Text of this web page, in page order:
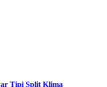
Tipi Split Klima